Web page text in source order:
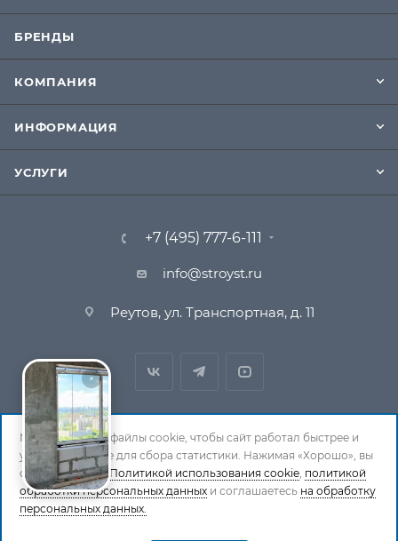
БРЕНДЫ
КОМПАНИЯ
ИНФОРМАЦИЯ
УСЛУГИ
+7 (495) 777-6-111
info@stroyst.ru
Реутов, ул. Транспортная, д. 11
© 1994-2026 СтройСистема. Все права защищены. При
копировании материалов ссылка на страницу-
источник обязательна.
Мы используем файлы cookie, чтобы сайт работал быстрее и
удобнее, а также для сбора статистики. Нажимая «Хорошо», вы
соглашаетесь сПолитикой использования cookie, политикой
обработки персональных данных и соглашаетесь на обработку
персональных данных.